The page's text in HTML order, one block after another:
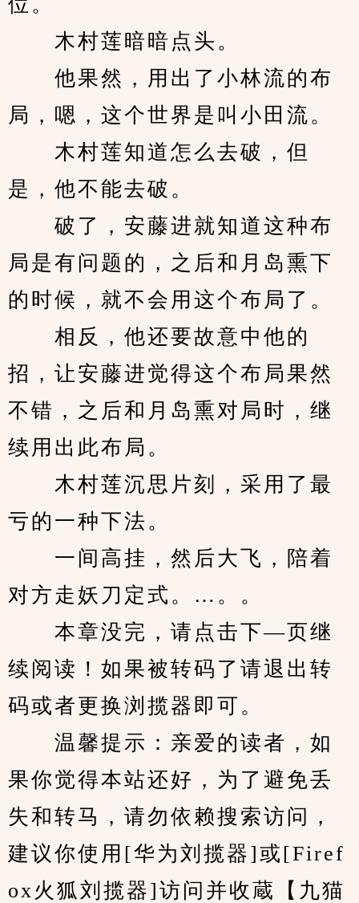
木村莲暗暗点头。
他果然，用出了小林流的布
局，嗯，这个世界是叫小田流。
木村莲知道怎么去破，但
是，他不能去破。
破了，安藤进就知道这种布
局是有问题的，之后和月岛熏下
的时候，就不会用这个布局了。
相反，他还要故意中他的
招，让安藤进觉得这个布局果然
不错，之后和月岛熏对局时，继
续用出此布局。
木村莲沉思片刻，采用了最
亏的一种下法。
一间高挂，然后大飞，陪着
对方走妖刀定式。…。。
本章没完，请点击下—页继
续阅读！如果被转码了请退出转
码或者更换浏揽器即可。
温馨提示：亲爱的读者，如
果你觉得本站还好，为了避免丢
失和转马，请勿依赖搜索访问，
建议你使用[华为刘揽器]或[Firef
ox火狐刘揽器]访问并收蔵【九猫